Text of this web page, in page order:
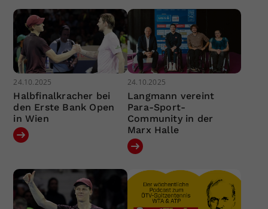
24.10.2025
Halbfinalkracher bei
den Erste Bank Open
in Wien
24.10.2025
Langmann vereint
Para-Sport-
Community in der
Marx Halle